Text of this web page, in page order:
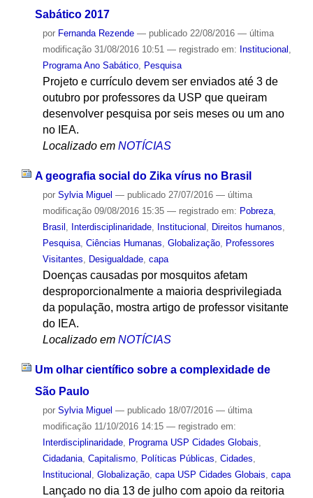
Sabático 2017
por Fernanda Rezende — publicado22/08/2016 — última
modificação31/08/2016 10:51 — registrado em: Institucional ,
Programa Ano Sabático, Pesquisa
Projeto e currículo devem ser enviados até 3 de
outubro por professores da USP que queiram
desenvolver pesquisa por seis meses ou um ano
no IEA.
Localizado em NOTÍCIAS
A geografia social do Zika vírus no Brasil
por Sylvia Miguel — publicado27/07/2016 — última
modificação09/08/2016 15:35 — registrado em: Pobreza,
Brasil , Interdisciplinaridade, Institucional , Direitos humanos,
Pesquisa, Ciências Humanas, Globalização, Professores
Visitantes, Desigualdade, capa
Doenças causadas por mosquitos afetam
desproporcionalmente a maioria desprivilegiada
da população, mostra artigo de professor visitante
do IEA.
Localizado em NOTÍCIAS
Um olhar científico sobre a complexidade de
São Paulo
por Sylvia Miguel — publicado18/07/2016 — última
modificação11/10/2016 14:15 — registrado em:
Interdisciplinaridade, Programa USP Cidades Globais
Cidadania, Capitalismo, Políticas Públicas Cidades
Institucional
Globalização, capa USP Cidades Globais capa
Lançado no dia 13 de julho com apoio da reitoria